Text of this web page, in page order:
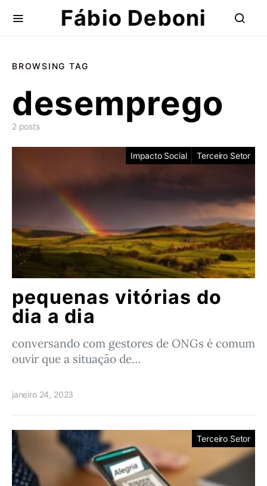
Fábio Deboni
BROWSING TAG
desemprego
2 posts
Impacto Social Terceiro Setor
pequenas vitórias do
dia a dia
conversando com gestores de ONGs é comum
ouvir que a situação de…
janeiro 24, 2023
Terceiro Setor